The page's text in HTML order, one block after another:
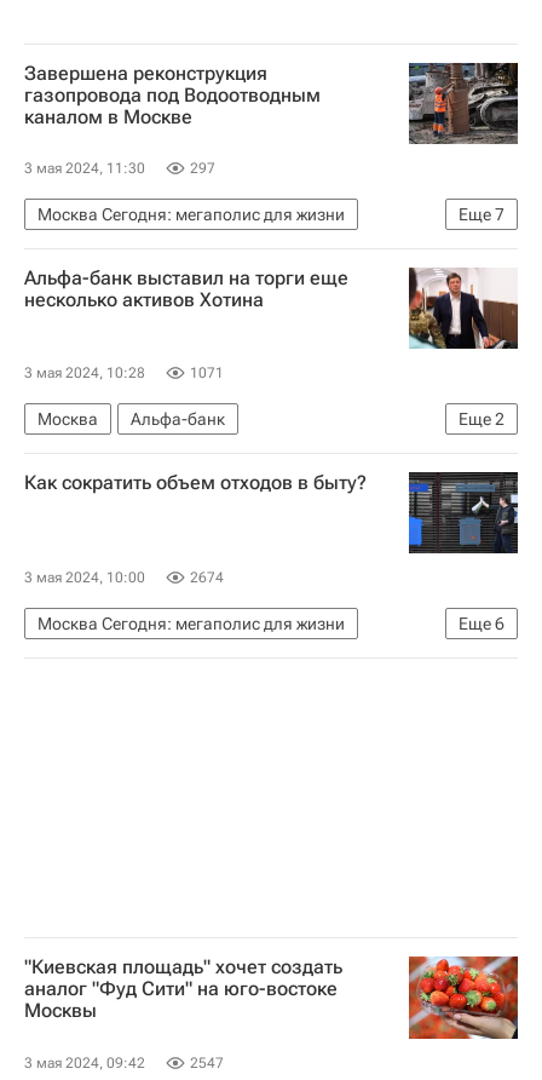
Завершена реконструкция
газопровода под Водоотводным
каналом в Москве
3 мая 2024, 11:30 297
Еще7
Москва Сегодня: мегаполис для жизни
Мосгаз
Городское хозяйство Москвы
Москва
Сергей Собянин
Инфраструктура
ЖКХ
Альфа-банк выставил на торги еще
несколько активов Хотина
3 мая 2024, 10:28 1071
Еще2
Москва
Альфа-банк
Центральный Банк РФ (ЦБ РФ)
Коммерческая недвижимость
Как сократить объем отходов в быту?
3 мая 2024, 10:00 2674
Еще6
Москва Сегодня: мегаполис для жизни
Полезное – РИА Недвижимость
"Киевская площадь" хочет создать
аналог "Фуд Сити" на юго-востоке
Москвы
3 мая 2024, 09:42 2547